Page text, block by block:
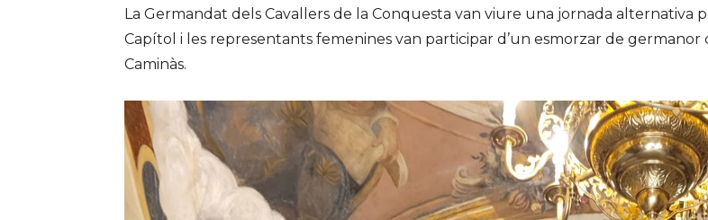
La Germandat dels Cavallers de la Conquesta van viure una jornada alternativa
Capítol i les representants femenines van participar d’un esmorzar de
Caminàs.